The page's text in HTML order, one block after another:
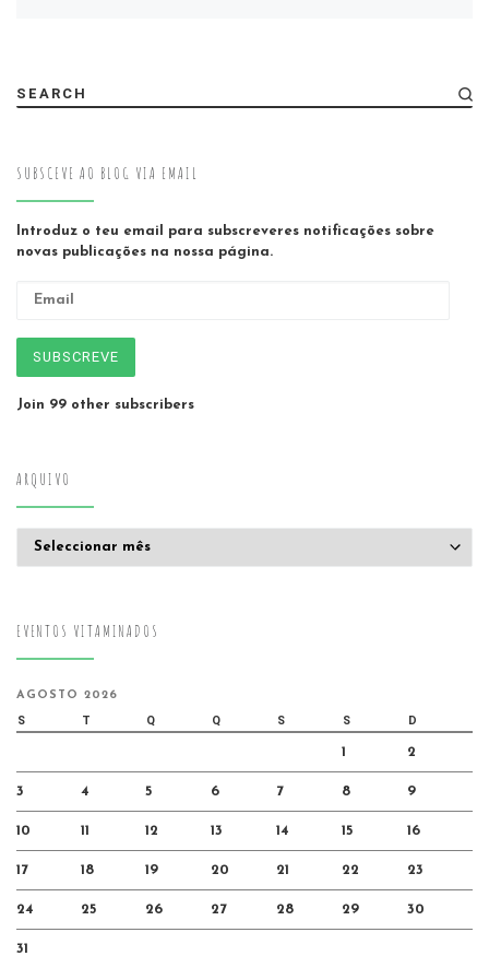
SEARCH
SUBSCEVE AO BLOG VIA EMAIL
Introduz o teu email para subscreveres notificações sobre
novas publicações na nossa página.
SUBSCREVE
Join 99 other subscribers
ARQUIVO
EVENTOS VITAMINADOS
AGOSTO 2026
S T Q Q S S D
1 2
3 4 5 6 7 8 9
10 11 12 13 14 15 16
17 18 19 20 21 22 23
24 25 26 27 28 29 30
31